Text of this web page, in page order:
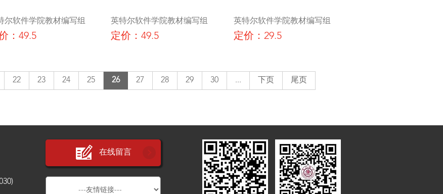
尔软件学院教材编写组
：49.5
英特尔软件学院教材编写组
定价：49.5
英特尔软件学院教材编写组
定价：29.5
22 23 24 25 26 27 28 29 30 ... 下页 尾页
在线留言